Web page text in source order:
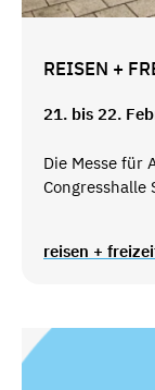
REISEN +
21. bis 22.
Die Messe für
Congresshalle
reisen +